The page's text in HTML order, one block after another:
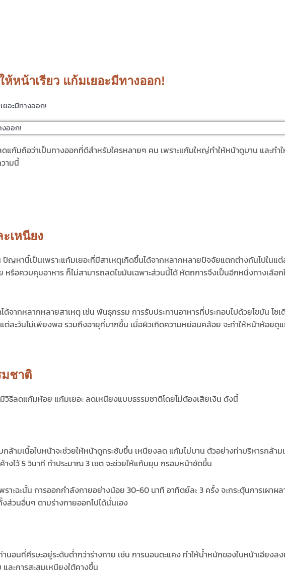
หน้าเรียว แก้มเยอะมีทางออก!
งออก!
แก้มถือว่าเป็นทางออกที่ดีสำหรับใครหลายๆ คน เพราะแก้มใหญ่ทำให้หน้าดูบาน และทำ
ามนี้
เหนียง
หานี้เป็นเพราะแก้มเยอะที่มีสาเหตุเกิดขึ้นได้จากหลากหลายปัจจัยแตกต่างกันไปในแ
หรือควบคุมอาหาร ก็ไม่สามารถลดไขมันเฉพาะส่วนนี้ได้ หัตถการจึงเป็นอีกหนึ่งทางเลือ
จากหลากหลายสาเหตุ เช่น พันธุกรรม การรับประทานอาหารที่ประกอบไปด้วยไขมัน โซ
ละวันไม่เพียงพอ รวมถึงอายุที่มากขึ้น เมื่อผิวเกิดความหย่อนคล้อย จะทำให้หน้าห้อยดูแ
ชาติ
วิธีลดแก้มห้อย แก้มเยอะ ลดเหนียงแบบธรรมชาติโดยไม่ต้องเสียเงิน ดังนี้
ล้ามเนื้อใบหน้าจะช่วยให้หน้าดูกระชับขึ้น เหนียงลด แก้มไม่บาน ตัวอย่างท่าบริหารกล้าม
ไว้ 5 วินาที ทำประมาณ 3 เซต จะช่วยให้แก้มยุบ กรอบหน้าชัดขึ้น
ะฉะนั้น การออกกำลังกายอย่างน้อย 30-60 นาที อาทิตย์ละ 3 ครั้ง จะกระตุ้นการเผาผ
วนอื่นๆ ตามร่างกายออกไปได้นั่นเอง
อนที่ศีรษะอยู่ระดับต่ำกว่าร่างกาย เช่น การนอนตะแคง ทำให้น้ำหนักของใบหน้าเอียงล
ละการสะสมเหนียงใต้คางขึ้น